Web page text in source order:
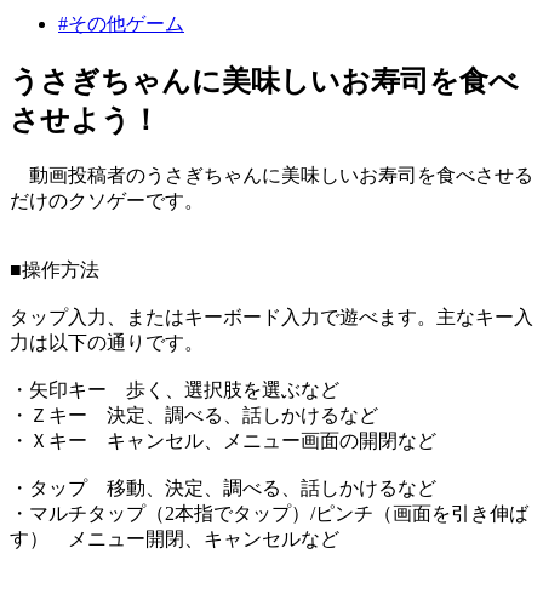
#その他ゲーム
うさぎちゃんに美味しいお寿司を食べ
させよう！
動画投稿者のうさぎちゃんに美味しいお寿司を食べさせる
だけのクソゲーです。
■操作方法
タップ入力、またはキーボード入力で遊べます。主なキー入
力は以下の通りです。
・矢印キー 歩く、選択肢を選ぶなど
・Ｚキー 決定、調べる、話しかけるなど
・Ｘキー キャンセル、メニュー画面の開閉など
・タップ 移動、決定、調べる、話しかけるなど
・マルチタップ（2本指でタップ）/ピンチ（画面を引き伸ば
す） メニュー開閉、キャンセルなど